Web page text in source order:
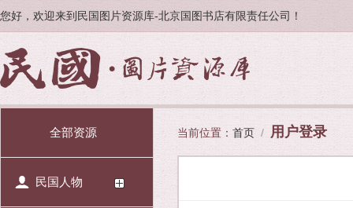
您好，欢迎来到民国图片资源库-北京国图书店有限责任公司！
全部资源
民国人物
当前位置： 首页 / 用户登录